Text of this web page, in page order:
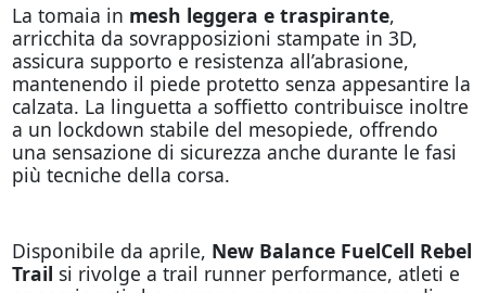
La tomaia in mesh leggera e traspirante,
arricchita da sovrapposizioni stampate in 3D,
assicura supporto e resistenza all’abrasione,
mantenendo il piede protetto senza appesantire la
calzata. La linguetta a soffietto contribuisce inoltre
a un lockdown stabile del mesopiede, offrendo
una sensazione di sicurezza anche durante le fasi
più tecniche della corsa.
Disponibile da aprile, New Balance FuelCell Rebel
Trail si rivolge a trail runner performance, atleti e